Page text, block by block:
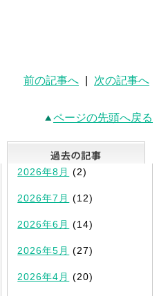
前の記事へ 次の記事へ
ページの先頭へ戻る
最新記事一覧
2026年8月 (2)
2026年7月 (12)
2026年6月 (14)
2026年5月 (27)
2026年4月 (20)